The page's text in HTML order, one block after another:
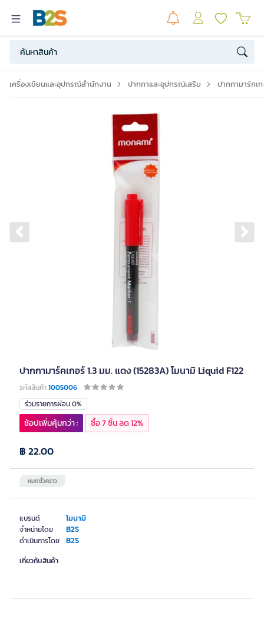
เครื่องเขียนและอุปกรณ์สำนักงาน ปากกาและอุปกรณ์เสริม ปากกามาร์กเ
Previous slide
ปากกามาร์คเกอร์ 1.3 มม. แดง (15283A) โมนามิ Liquid F122
รหัสสินค้า1005006
แบรนด์ โมนามิ
จำหน่ายโดย B2S
ดำเนินการโดย B2S
ร่วมรายการผ่อน 0%
หมดชั่วคราว
฿ 22.00
ช้อปเพิ่มคุ้มกว่า : ซื้อ 7 ชิ้น ลด 12%
เกี่ยวกับสินค้า